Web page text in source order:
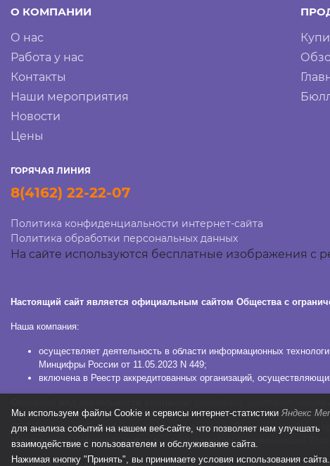
О КОМПАНИИ
О нас
Работа у нас
Контакты
Наши мероприятия
Новости
Цены
ГОРЯЧАЯ ЛИНИЯ
8(4162) 22-22-07
Политика конфиденциальности интернет-сайта
Политика обработки персональных данных
На сайте используются бесплатные изображения с
Настоящий сайт является официальным сайтом Общества с
Наша компания:
осуществляет деятельность в области информационных
Минцифры России от 11.05.2023 N 449;
включена в Реестр аккредитованных организаций,
разработка, адаптация,
СПС КонсультантПлюс зарегистрирована в едином Реестре
Министерства цифрового развития, связи и массовых коммуникаций
Мы используем файлы Сookie и сервисы интернет-статистикиЯндекс
для анализа событий на нашем веб-сайте, что позволяет нам улучшать
взаимодействие с пользователем и обслуживание сайта.
Нажимая кнопку "Принять", вы принимаете условия использования сайта.